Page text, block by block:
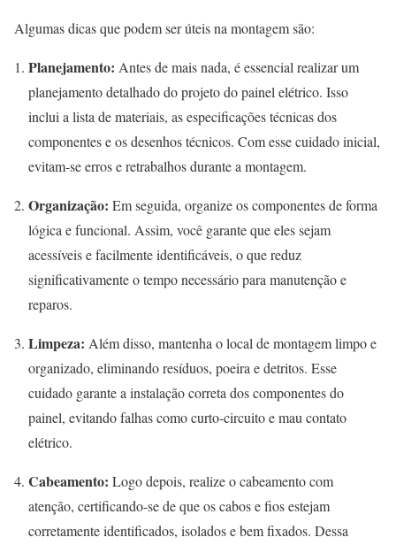
Algumas dicas que podem ser úteis na montagem são:
Planejamento: Antes de mais nada, é essencial realizar um
planejamento detalhado do projeto do painel elétrico. Isso
inclui a lista de materiais, as especificações técnicas dos
componentes e os desenhos técnicos. Com esse cuidado inicial,
evitam-se erros e retrabalhos durante a montagem.
Organização: Em seguida, organize os componentes de forma
lógica e funcional. Assim, você garante que eles sejam
acessíveis e facilmente identificáveis, o que reduz
significativamente o tempo necessário para manutenção e
reparos.
Limpeza: Além disso, mantenha o local de montagem limpo e
organizado, eliminando resíduos, poeira e detritos. Esse
cuidado garante a instalação correta dos componentes do
painel, evitando falhas como curto-circuito e mau contato
elétrico.
Cabeamento: Logo depois, realize o cabeamento com
atenção, certificando-se de que os cabos e fios estejam
corretamente identificados, isolados e bem fixados. Dessa